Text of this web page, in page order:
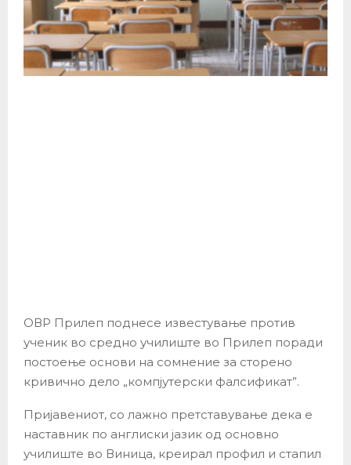
ОВР Прилеп поднесе известување против
ученик во средно училиште во Прилеп поради
постоење основи на сомнение за сторено
кривично дело „компјутерски фалсификат”.
Пријавениот, со лажно претставување дека е
наставник по англиски јазик од основно
училиште во Виница, креирал профил и стапил